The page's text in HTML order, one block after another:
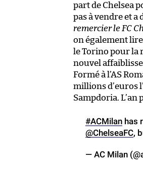
part de Chelsea
pas à vendre et
remercier le FC
on également
le Torino pour la
nouvel
Formé à l’AS
millions d’euros
Sampdoria. L’an
#ACMilan has
@ChelseaFC,
— AC Milan